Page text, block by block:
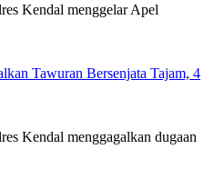
Kendal menggelar Apel
Tawuran Bersenjata Tajam, 4
Kendal menggagalkan dugaan